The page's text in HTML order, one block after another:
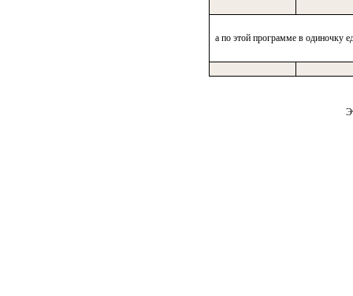
а по этой программе в одиночку